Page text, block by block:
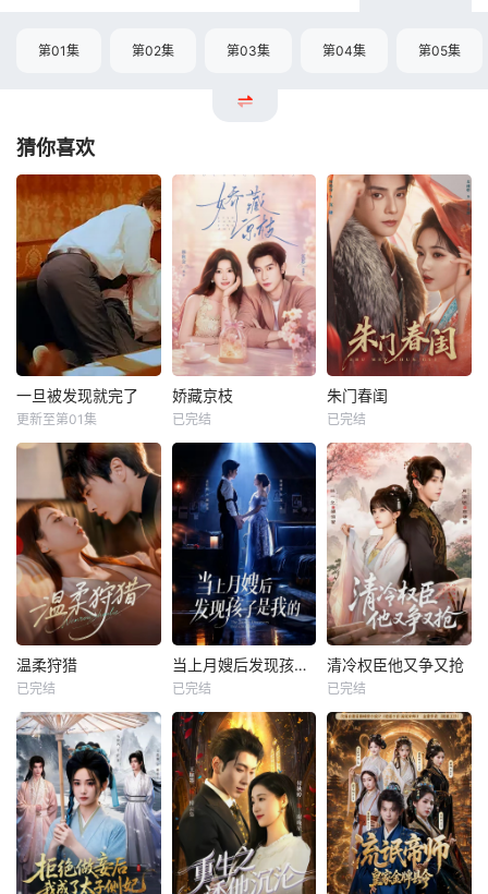
第01集 第02集 第03集 第04集 第05集
猜你喜欢
一旦被发现就完了
更新至第01集
娇藏京枝
已完结
朱门春闺
已完结
温柔狩猎
已完结
当上月嫂后发现孩子是我的
已完结
清冷权臣他又争又抢
已完结